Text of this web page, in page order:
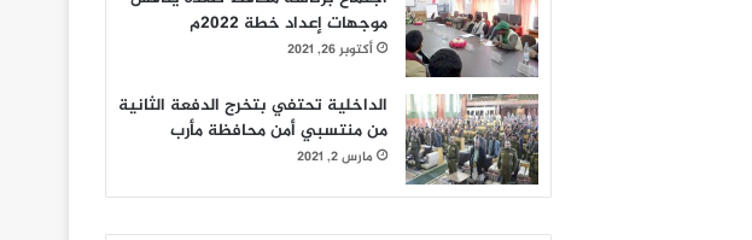
موجهات إعداد خطة 2022م
أكتوبر 26, 2021
الداخلية تحتفي بتخرج الدفعة الثانية
من منتسبي أمن محافظة مأرب
مارس 2, 2021